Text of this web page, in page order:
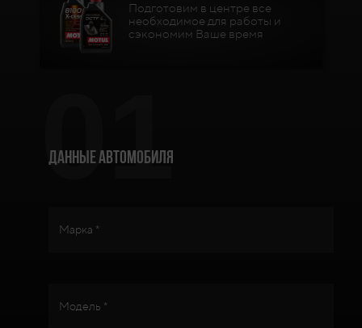
Подготовим в центре все
необходимое для работы и
сэкономим Ваше время
01
Данные автомобиля
Марка *
Модель *